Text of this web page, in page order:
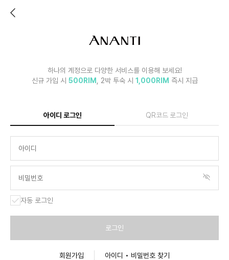
하나의 계정으로 다양한 서비스를 이용해 보세요!
신규 가입 시 500RIM , 2박 투숙 시 1,000RIM 즉시 지급
아이디 로그인 QR코드 로그인
자동 로그인
로그인
회원가입 아이디 • 비밀번호 찾기